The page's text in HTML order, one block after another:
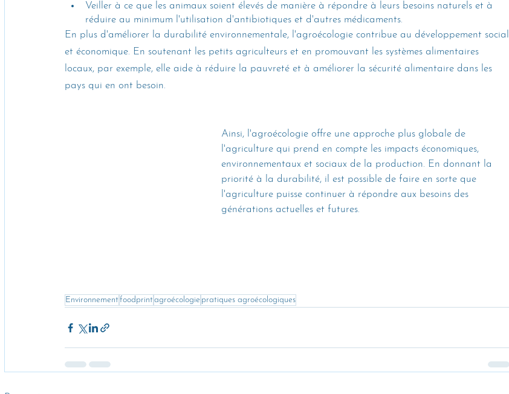
Veiller à ce que les animaux soient élevés de manière à répondre à leurs besoins naturels et à
réduire au minimum l'utilisation d'antibiotiques et d'autres médicaments.
En plus d'améliorer la durabilité environnementale, l'agroécologie contribue au développement social
et économique. En soutenant les petits agriculteurs et en promouvant les systèmes alimentaires
locaux, par exemple, elle aide à réduire la pauvreté et à améliorer la sécurité alimentaire dans les
pays qui en ont besoin.
Ainsi, l'agroécologie offre une approche plus globale de
l'agriculture qui prend en compte les impacts économiques,
environnementaux et sociaux de la production. En donnant la
priorité à la durabilité, il est possible de faire en sorte que
l'agriculture puisse continuer à répondre aux besoins des
générations actuelles et futures.
Environnement foodprint agroécologie pratiques agroécologiques